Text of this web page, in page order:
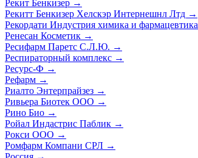
Рекит Бенкизер →
Рекитт Бенкизер Хелскэр Интернешнл Лтд →
Рекордати Индустрия химика и фармацевтика
Ренесан Косметик →
Ресифарм Паретс С.Л.Ю. →
Респираторный комплекс →
Ресурс-Ф →
Рефарм →
Риалто Энтерпрайзез →
Ривьера Биотек ООО →
Рино Био →
Ройал Индастрис Паблик →
Рокси ООО →
Ромфарм Компани СРЛ →